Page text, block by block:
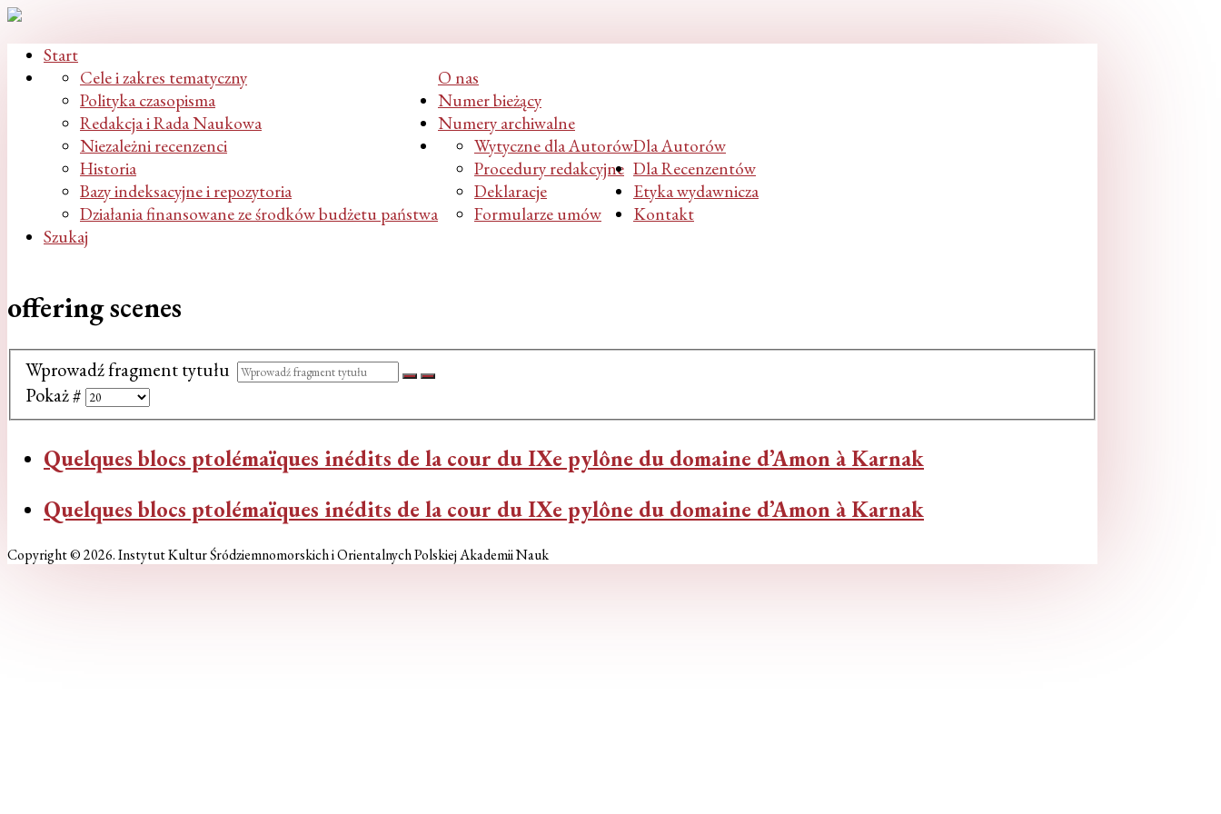
Start
O nas
Cele i zakres tematyczny
Polityka czasopisma
Redakcja i Rada Naukowa
Niezależni recenzenci
Historia
Bazy indeksacyjne i repozytoria
Działania finansowane ze środków budżetu państwa
Numer bieżący
Numery archiwalne
Dla Autorów
Wytyczne dla Autorów
Procedury redakcyjne
Deklaracje
Formularze umów
Dla Recenzentów
Etyka wydawnicza
Kontakt
Szukaj
offering scenes
Wprowadź fragment tytułu
Pokaż #
Quelques blocs ptolémaïques inédits de la cour du IXe pylône du domaine d’Amon à Karnak
Quelques blocs ptolémaïques inédits de la cour du IXe pylône du domaine d’Amon à Karnak
Copyright © 2026. Instytut Kultur Śródziemnomorskich i Orientalnych Polskiej Akademii Nauk